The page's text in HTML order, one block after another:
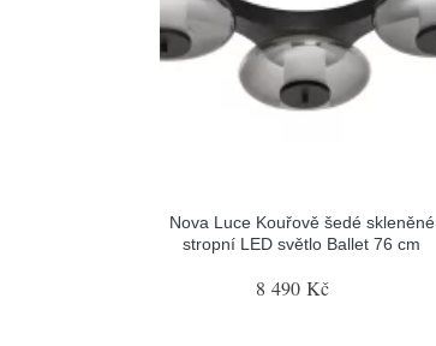
Nova Luce Kouřově šedé skleněné
stropní LED světlo Ballet 76 cm
8 490 Kč